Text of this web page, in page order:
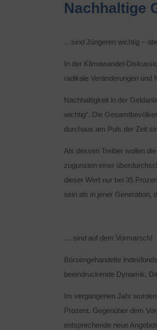
Nachhaltige
…sind Jüngeren wichtig –
In der Klimawandel-
radikale Veränderungen und
Nachhaltigkeit in der
wichtig“. Die
durchaus am Puls der Zeit
Als dessen Treiber wollen
zugunsten einer
dieser Wert nur bei 35
sein als in jener Generation,
… sind auf dem Vormarsch!
Börsengehandelte
beeindruckende Dynamik.
Im vergangenen Jahr
Prozent. Gegenüber dem
entsprechende neue